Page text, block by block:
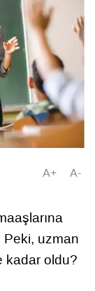
A+ A-
Peki, uzman
kadar oldu?